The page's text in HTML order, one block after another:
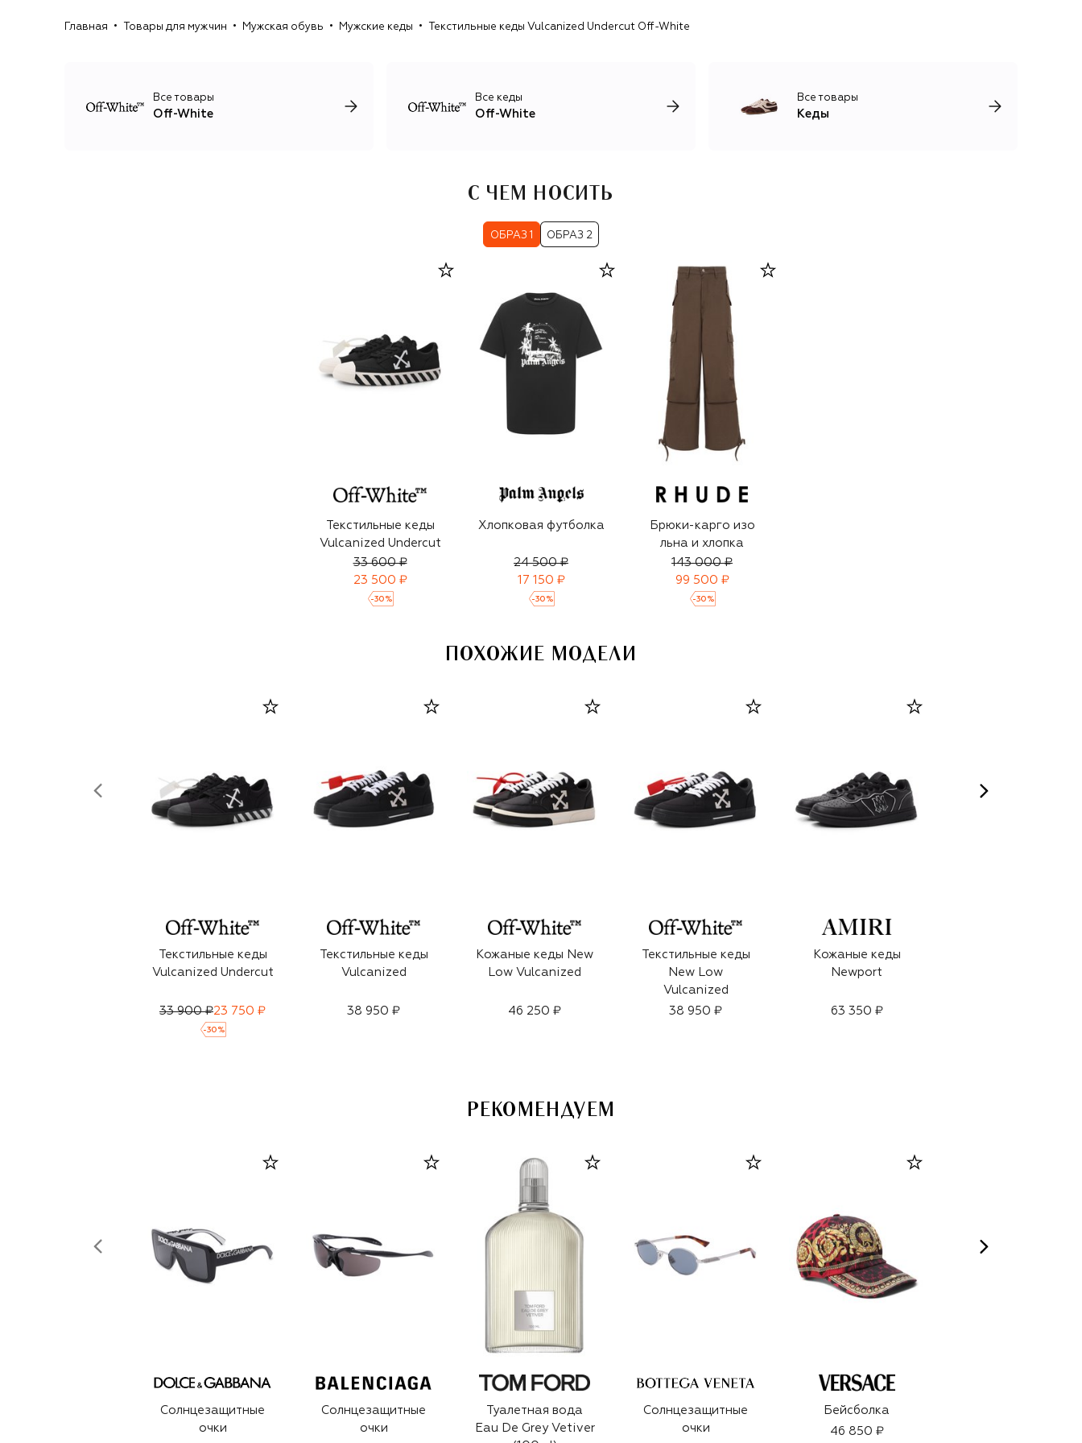
руководством бренд сохранил мультидисциплинарный
благодаря которому визуальный язык бренда
существенно обогатился.
Главная Товары для мужчин Мужская обувь Мужские кеды Текстильные кеды Vulcanized Undercut Off-White
Все товары
Off-White
Все кеды
Off-White
Все товары
Кеды
С ЧЕМ НОСИТЬ
ОБРАЗ 1 ОБРАЗ 2
Текстильные кеды
Vulcanized Undercut
33 600 ₽
23 500 ₽
-30 %
Хлопковая футболка
24 500 ₽
17 150 ₽
-30 %
Брюки-карго изо
льна и хлопка
143 000 ₽
99 500 ₽
-30 %
ПОХОЖИЕ МОДЕЛИ
Текстильные кеды
Vulcanized Undercut
33 900 ₽23 750 ₽
-30 %
Текстильные кеды
Vulcanized
38 950 ₽
Кожаные кеды New
Low Vulcanized
46 250 ₽
Текстильные кеды
New Low
Vulcanized
38 950 ₽
Кожаные кеды
Newport
63 350 ₽
РЕКОМЕНДУЕМ
Солнцезащитные
очки
Солнцезащитные
очки
Туалетная вода
Eau De Grey Vetiver
Солнцезащитные
очки
Бейсболка
46 850 ₽